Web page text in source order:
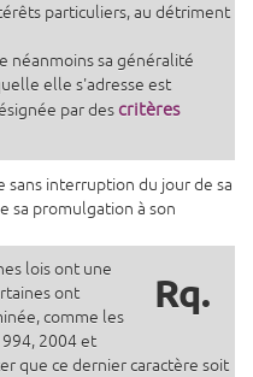
particuliers, au détriment
néanmoins sa généralité
elle s'adresse est
par descritères
sans interruption du jour de sa
sa promulgation à son
Rq.
lois ont une
ont
comme les
2004 et
que ce dernier caractère soit